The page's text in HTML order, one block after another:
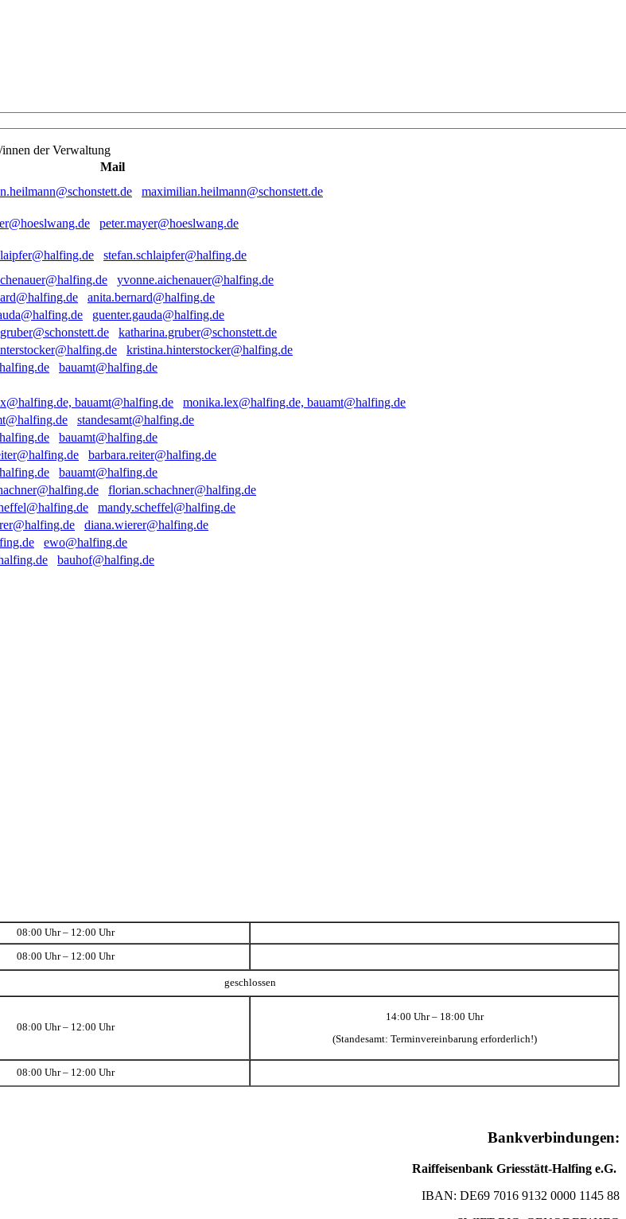
der Verwaltung
Mail
maximilian.heilmann@schonstett.de
peter.mayer@hoeslwang.de
stefan.schlaipfer@halfing.de
yvonne.aichenauer@halfing.de
anita.bernard@halfing.de
guenter.gauda@halfing.de
katharina.gruber@schonstett.de
kristina.hinterstocker@halfing.de
bauamt@halfing.de
monika.lex@halfing.de, bauamt@halfing.de
standesamt@halfing.de
bauamt@halfing.de
barbara.reiter@halfing.de
bauamt@halfing.de
florian.schachner@halfing.de
mandy.scheffel@halfing.de
diana.wierer@halfing.de
ewo@halfing.de
bauhof@halfing.de
08:00 Uhr – 12:00 Uhr
08:00 Uhr – 12:00 Uhr
geschlossen
08:00 Uhr – 12:00 Uhr
14:00 Uhr – 18:00 Uhr
(Standesamt: Terminvereinbarung erforderlich!)
08:00 Uhr – 12:00 Uhr
Bankverbindungen:
Raiffeisenbank Griesstätt-Halfing e.G.
IBAN: DE69 7016 9132 0000 1145 88